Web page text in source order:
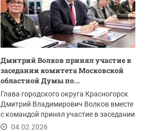
Дмитрий Волков принял участие в
заседании комитета Московской
областной Думы по...
Глава городского округа Красногорск
Дмитрий Владимирович Волков вместе
с командой принял участие в заседании
комитета...
04.02.2026